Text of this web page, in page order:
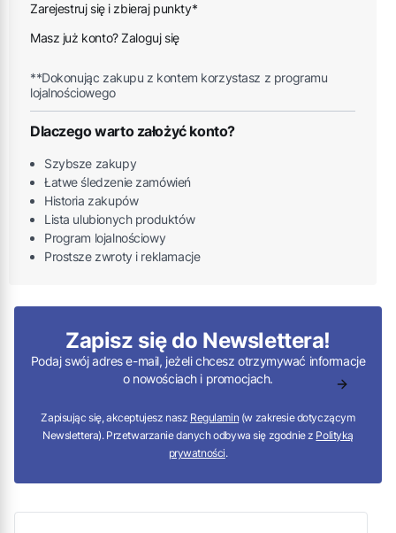
Zarejestruj się i zbieraj punkty*
Masz już konto? Zaloguj się
**Dokonując zakupu z kontem korzystasz z programu
lojalnościowego
Dlaczego warto założyć konto?
Szybsze zakupy
Łatwe śledzenie zamówień
Historia zakupów
Lista ulubionych produktów
Program lojalnościowy
Prostsze zwroty i reklamacje
Zapisz się do Newslettera!
Podaj swój adres e-mail, jeżeli chcesz otrzymywać informacje
o nowościach i promocjach.
Zapisując się, akceptujesz nasz Regulamin (w zakresie dotyczącym
Newslettera). Przetwarzanie danych odbywa się zgodnie z Polityką
prywatności.